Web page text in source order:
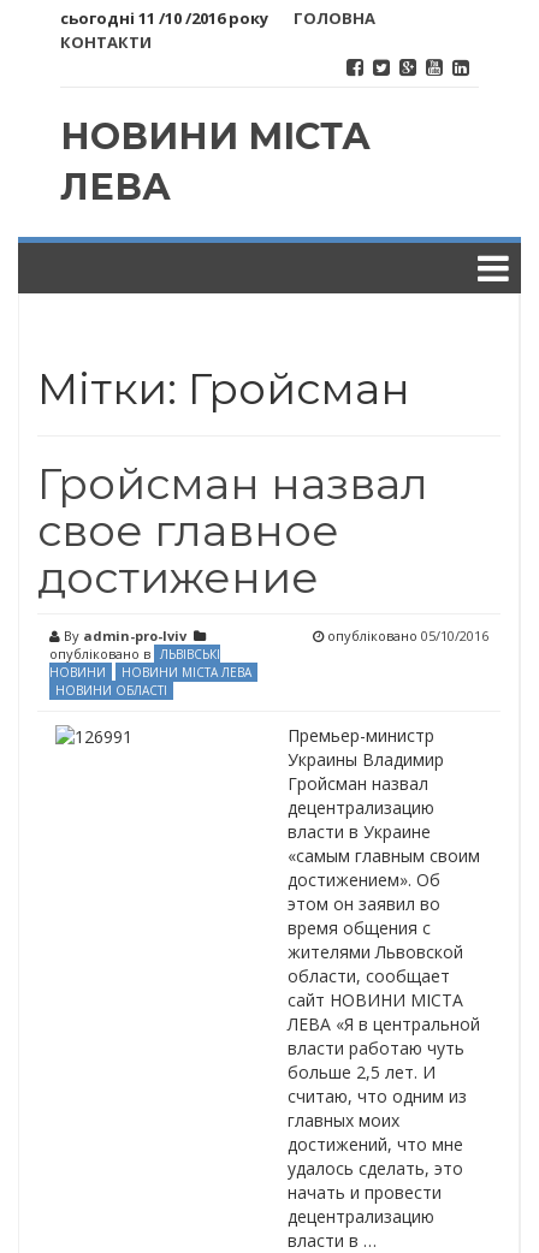
сьогодні 11 /10 /2016 року
ГОЛОВНА
КОНТАКТИ
НОВИНИ МІСТА
ЛЕВА
Мітки: Гройсман
Гройсман назвал
свое главное
достижение
By admin-pro-lviv
опубліковано в ЛЬВІВСЬКІ
НОВИНИ
НОВИНИ МІСТА ЛЕВА
НОВИНИ ОБЛАСТІ
опубліковано 05/10/2016
Премьер-министр
Украины Владимир
Гройсман назвал
децентрализацию
власти в Украине
«самым главным своим
достижением». Об
этом он заявил во
время общения с
жителями Львовской
области, сообщает
сайт НОВИНИ МІСТА
ЛЕВА «Я в центральной
власти работаю чуть
больше 2,5 лет. И
считаю, что одним из
главных моих
достижений, что мне
удалось сделать, это
начать и провести
децентрализацию
власти в …